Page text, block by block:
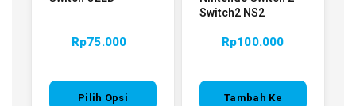
Rp75.000
Pilih Opsi
Switch2 NS2
Rp100.000
Tambah Ke